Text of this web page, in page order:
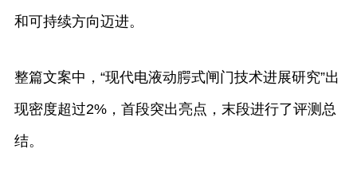
和可持续方向迈进。
整篇文案中，“现代电液动腭式闸门技术进展研究”出
现密度超过2%，首段突出亮点，末段进行了评测总
结。